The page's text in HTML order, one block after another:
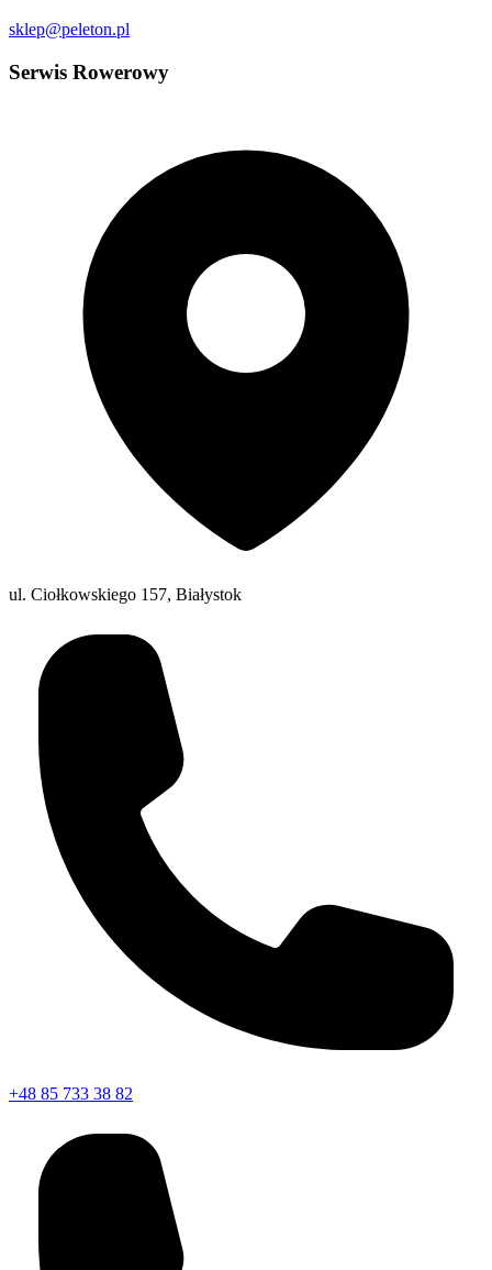
sklep@peleton.pl
Serwis Rowerowy
ul. Ciołkowskiego 157, Białystok
+48 85 733 38 82